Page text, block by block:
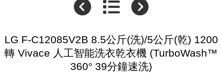
LG F-C12085V2B 8.5公斤(洗)/5公斤(乾) 1200
轉 Vivace 人工智能洗衣乾衣機 (TurboWash™
360° 39分鐘速洗)